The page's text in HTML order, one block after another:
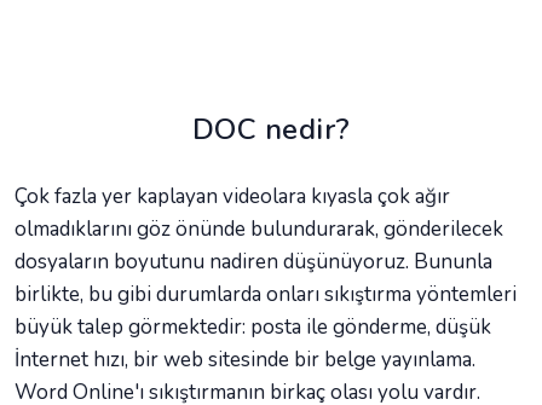
DOC nedir?
Çok fazla yer kaplayan videolara kıyasla çok ağır
olmadıklarını göz önünde bulundurarak, gönderilecek
dosyaların boyutunu nadiren düşünüyoruz. Bununla
birlikte, bu gibi durumlarda onları sıkıştırma yöntemleri
büyük talep görmektedir: posta ile gönderme, düşük
İnternet hızı, bir web sitesinde bir belge yayınlama.
Word Online'ı sıkıştırmanın birkaç olası yolu vardır.